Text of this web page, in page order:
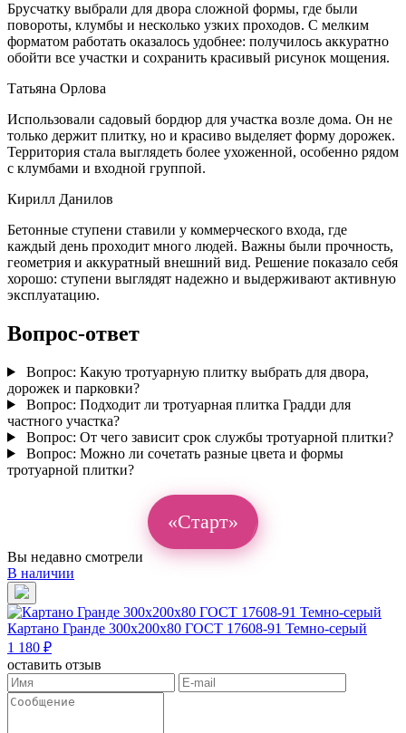
Брусчатку выбрали для двора сложной формы, где были
повороты, клумбы и несколько узких проходов. С мелким
форматом работать оказалось удобнее: получилось аккуратно
обойти все участки и сохранить красивый рисунок мощения.
Татьяна Орлова
Использовали садовый бордюр для участка возле дома. Он не
только держит плитку, но и красиво выделяет форму дорожек.
Территория стала выглядеть более ухоженной, особенно рядом
с клумбами и входной группой.
Кирилл Данилов
Бетонные ступени ставили у коммерческого входа, где
каждый день проходит много людей. Важны были прочность,
геометрия и аккуратный внешний вид. Решение показало себя
хорошо: ступени выглядят надежно и выдерживают активную
эксплуатацию.
Вопрос-ответ
Вопрос: Какую тротуарную плитку выбрать для двора,
дорожек и парковки?
Вопрос: Подходит ли тротуарная плитка Градди для
частного участка?
Вопрос: От чего зависит срок службы тротуарной плитки?
Вопрос: Можно ли сочетать разные цвета и формы
тротуарной плитки?
«Старт»
Вы недавно смотрели
В наличии
Картано Гранде 300х200х80 ГОСТ 17608-91 Темно-серый
1 180 ₽
оставить отзыв